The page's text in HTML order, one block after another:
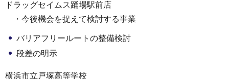
ドラッグセイムス踊場駅前店
・今後機会を捉えて検討する事業
バリアフリールートの整備検討
段差の明示
横浜市立戸塚高等学校